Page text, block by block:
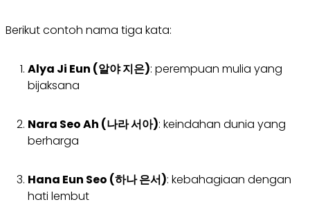
Berikut contoh nama tiga kata:
Alya Ji Eun (알야 지은): perempuan mulia yang
bijaksana
Nara Seo Ah (나라 서아): keindahan dunia yang
berharga
Hana Eun Seo (하나 은서): kebahagiaan dengan
hati lembut